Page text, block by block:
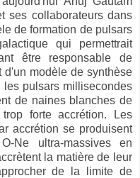
ses collaborateurs dans
de formation de pulsars
qui permettrait
être responsable de
d'un modèle de synthèse
pulsars millisecondes
de naines blanches de
forte accrétion. Les
accrétion se produisent
Ne ultra-massives en
la matière de leur
de la limite de